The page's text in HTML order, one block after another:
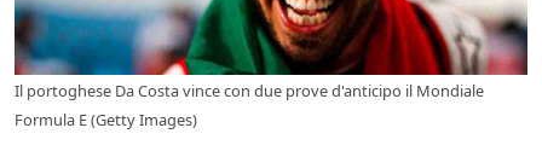
Il portoghese Da Costa vince con due prove d'anticipo il Mondiale
Formula E (Getty Images)